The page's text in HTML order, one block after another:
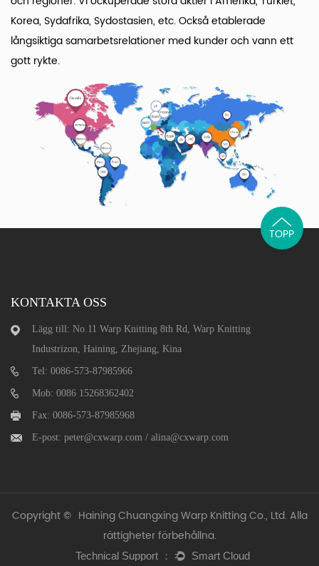
Korea, Sydafrika, Sydostasien, etc. Också etablerade
långsiktiga samarbetsrelationer med kunder och vann ett
gott rykte.
KONTAKTA OSS
Lägg till: No.11 Warp Knitting 8th Rd, Warp Knitting
Industrizon, Haining, Zhejiang, Kina
Tel: 0086-573-87985966
Mob: 0086 15268362402
Fax: 0086-573-87985968
E-post: peter@cxwarp.com / alina@cxwarp.com
TOPP
Copyright © Haining Chuangxing Warp Knitting Co., Ltd. Alla
rättigheter förbehållna.